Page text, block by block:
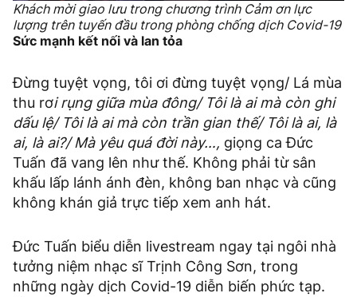
Khách mời giao lưu trong chương trình Cảm ơn lực
lượng trên tuyến đầu trong phòng chống dịch Covid-19
Sức mạnh kết nối và lan tỏa
Đừng tuyệt vọng, tôi ơi đừng tuyệt vọng/ Lá mùa
thu rơi rụng giữa mùa đông/ Tôi là ai mà còn ghi
dấu lệ/ Tôi là ai mà còn trần gian thế/ Tôi là ai, là
ai, là ai?/ Mà yêu quá đời này…, giọng ca Đức
Tuấn đã vang lên như thế. Không phải từ sân
khấu lấp lánh ánh đèn, không ban nhạc và cũng
không khán giả trực tiếp xem anh hát.
Đức Tuấn biểu diễn livestream ngay tại ngôi nhà
tưởng niệm nhạc sĩ Trịnh Công Sơn, trong
những ngày dịch Covid-19 diễn biến phức tạp.